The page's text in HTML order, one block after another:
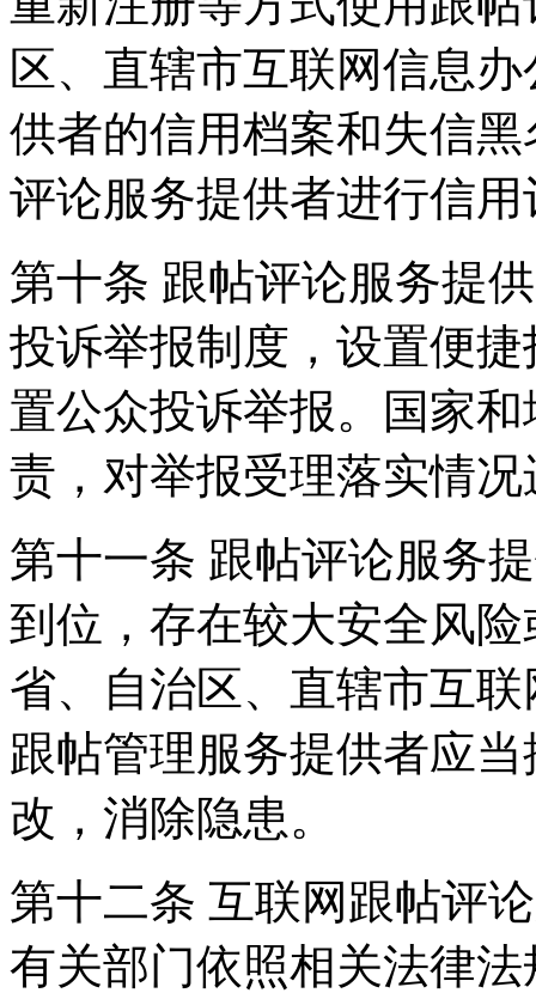
区、直辖市互联网信息
供者的信用档案和失信
评论服务提供者进行信用
第十条 跟帖评论服务提
投诉举报制度，设置便
置公众投诉举报。国家
责，对举报受理落实情
第十一条 跟帖评论服务
到位，存在较大安全风
省、自治区、直辖市互
跟帖管理服务提供者应
改，消除隐患。
第十二条 互联网跟帖评
有关部门依照相关法律